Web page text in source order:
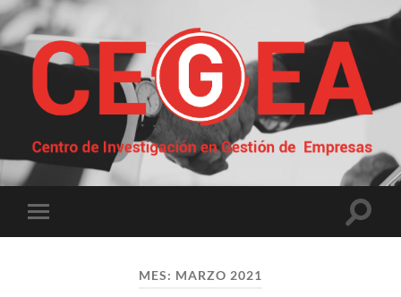
Centro
de
Investigación
Empresas
Alternar
el
MES: MARZO 2021